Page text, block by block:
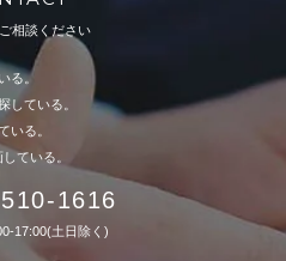
相談ください
る。
している。
いる。
ている。
1616
17:00(土日除く)